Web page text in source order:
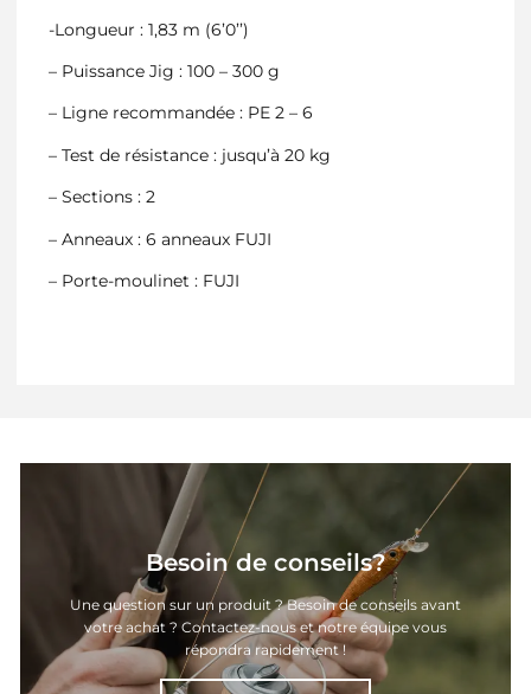
-Longueur : 1,83 m (6’0’’)
– Puissance Jig : 100 – 300 g
– Ligne recommandée : PE 2 – 6
– Test de résistance : jusqu’à 20 kg
– Sections : 2
– Anneaux : 6 anneaux FUJI
– Porte-moulinet : FUJI
Besoin de conseils?
Une question sur un produit ? Besoin de conseils avant
votre achat ? Contactez-nous et notre équipe vous
répondra rapidement !